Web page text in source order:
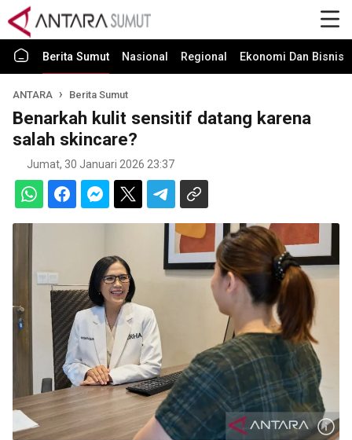
Berita Sumut Nasional Regional Ekonomi Dan Bisnis
ANTARA Berita Sumut
Benarkah kulit sensitif datang karena
salah skincare?
Jumat, 30 Januari 2026 23:37